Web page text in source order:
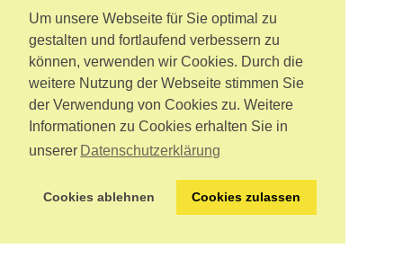
Um unsere Webseite für Sie optimal zu
gestalten und fortlaufend verbessern zu
können, verwenden wir Cookies. Durch die
weitere Nutzung der Webseite stimmen Sie
der Verwendung von Cookies zu. Weitere
Informationen zu Cookies erhalten Sie in
unserer Datenschutzerklärung
Cookies ablehnen Cookies zulassen